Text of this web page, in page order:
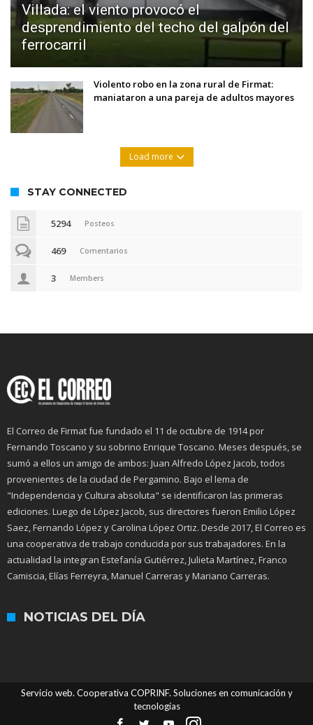
Villada: el viento provocó el
desprendimiento del techo del galpón del
ferrocarril
Violento robo en la zona rural de Firmat:
maniataron a una pareja de adultos mayores
Load more
STAY CONNECTED
5294 Posteos
469 Comentarios
3 Members
El Correo de Firmat fue fundado el 11 de octubre de 1914 por
Fernando Toscano y su sobrino Enrique Toscano. Meses después, se
sumó a ellos un amigo de ambos: Juan Alfredo López Jacob, todos
provenientes de la ciudad de Pergamino. Bajo el lema de
"Independencia y Cultura absoluta" se identificaron las primeras
ediciones. Luego de López Jacob, sus directores fueron Emilio López
Saez, Fernando López y Carolina López Ortiz. Desde 2017, El Correo es
una cooperativa de trabajo conducida por sus trabajadores. En la
actualidad la integran Estefanía Gutiérrez, Julieta Martínez, Franco
Camiscia, Elías Ferreyra, Manuel Carreras y Mariano Carreras.
NOTICIAS DEL DÍA
Servicio web. Cooperativa COPRINF. Soluciones en comunicación y
tecnologías